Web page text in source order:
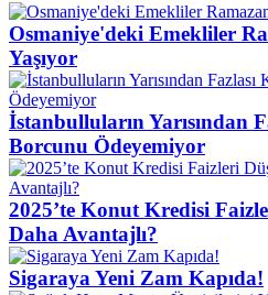
Osmaniye'deki Emekliler
Yaşıyor
İstanbulluların Yarısından
Borcunu Ödeyemiyor
2025’te Konut Kredisi
Daha Avantajlı?
Sigaraya Yeni Zam Kapıda!